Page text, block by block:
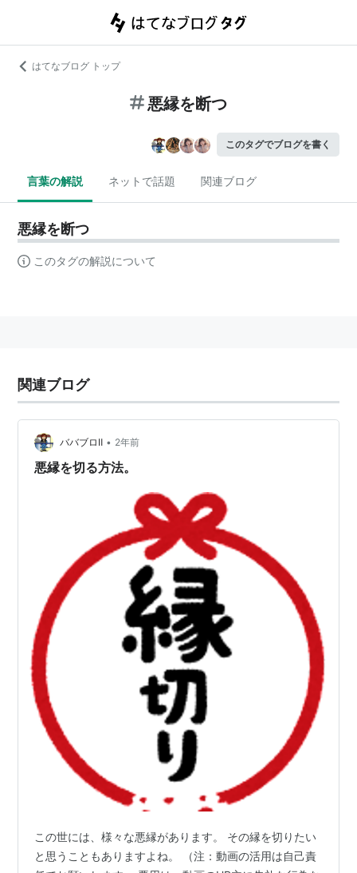
はてなブログ トップ
悪縁を断つ
このタグでブログを書く
言葉の解説 ネットで話題 関連ブログ
悪縁を断つ
このタグの解説について
関連ブログ
ババブロⅡ • 2年前
悪縁を切る方法。
この世には、様々な悪縁があります。 その縁を切りたい
と思うこともありますよね。 （注：動画の活用は自己責